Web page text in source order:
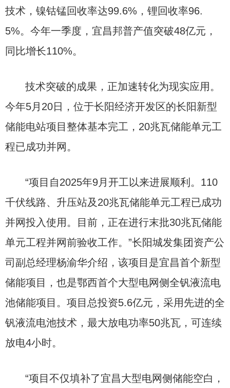
技术，镍钴锰回收率达99.6%，锂回收率96.
5%。今年一季度，宜昌邦普产值突破48亿元，
同比增长110%。
技术突破的成果，正加速转化为现实应用。
今年5月20日，位于长阳经济开发区的长阳新型
储能电站项目整体基本完工，20兆瓦储能单元工
程已成功并网。
“项目自2025年9月开工以来进展顺利。110
千伏线路、升压站及20兆瓦储能单元工程已成功
并网投入使用。目前，正在进行末批30兆瓦储能
单元工程并网前验收工作。”长阳城发集团资产公
司副总经理杨渝华介绍，该项目是宜昌首个新型
储能项目，也是鄂西首个大型电网侧全钒液流电
池储能项目。项目总投资5.6亿元，采用先进的全
钒液流电池技术，最大放电功率50兆瓦，可连续
放电4小时。
“项目不仅填补了宜昌大型电网侧储能空白，